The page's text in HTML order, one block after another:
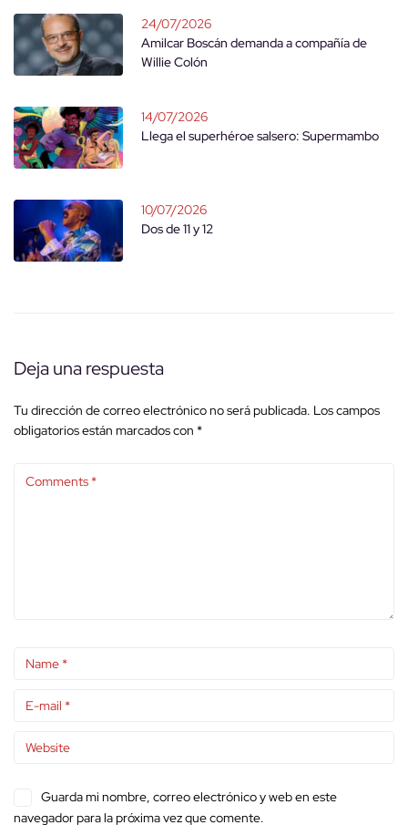
24/07/2026
Amilcar Boscán demanda a compañía de
Willie Colón
14/07/2026
Llega el superhéroe salsero: Supermambo
10/07/2026
Dos de 11 y 12
Deja una respuesta
Tu dirección de correo electrónico no será publicada. Los campos
obligatorios están marcados con *
Guarda mi nombre, correo electrónico y web en este
navegador para la próxima vez que comente.